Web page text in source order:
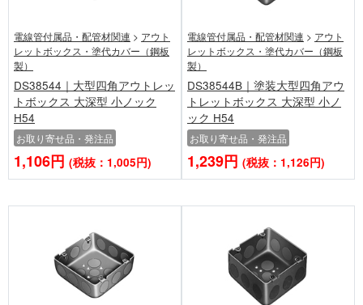
電線管付属品・配管材関連 > アウト
レットボックス・塗代カバー（鋼板
製）
DS38544｜大型四角アウトレッ
トボックス 大深型 小ノック
H54
お取り寄せ品・発注品
1,106円 (税抜：1,005円)
電線管付属品・配管材関連 > アウト
レットボックス・塗代カバー（鋼板
製）
DS38544B｜塗装大型四角アウ
トレットボックス 大深型 小ノ
ック H54
お取り寄せ品・発注品
1,239円 (税抜：1,126円)